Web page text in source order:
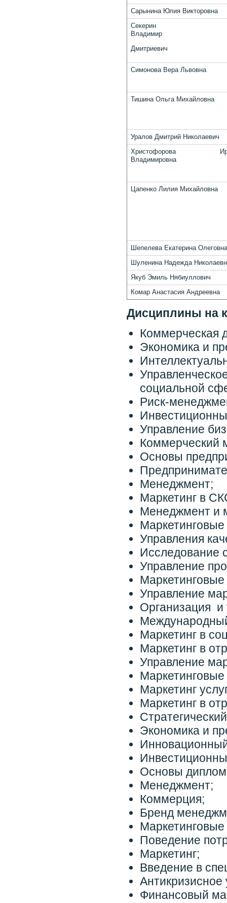
Сарынина Юлия Викторовна
Секерин
Владимир
Дмитриевич
Симонова Вера Львовна
Тишина Ольга Михайловна
Уралов Дмитрий Николаевич
Христофорова
Владимировна
Цапенко Лилия Михайловна
Шепелева Екатерина Олеговна
Шуленина Надежда
Якуб Эмиль Нябиуллович
Комар Анастасия Андреевна
Дисциплины на
Коммерческая
Экономика и
социальной
Риск-
Управление
Коммерческий
Основы
Менеджмент;
Маркетинг в
Менеджмент и
Управления
Исследование
Управление
Управление
Организация и
Маркетинг в
Маркетинг в
Управление
Маркетинг
Маркетинг в
Экономика и
Основы
Менеджмент;
Коммерция;
Бренд
Поведение
Маркетинг;
Введение в
Антикризисное
Финансовый